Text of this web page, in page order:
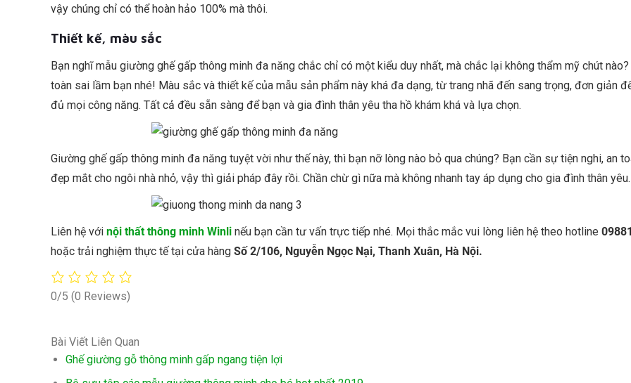
vậy chúng chỉ có thể hoàn hảo 100% mà thôi.
Thiết kế, màu sắc
Bạn nghĩ mẫu giường ghế gấp thông minh đa năng chắc chỉ có một kiểu duy nhất, mà chắc lại không thẩm mỹ chút nào?
toàn sai lầm bạn nhé! Màu sắc và thiết kế của mẫu sản phẩm này khá đa dạng, từ trang nhã đến sang trọng, đơn giản
đủ mọi công năng. Tất cả đều sẵn sàng để bạn và gia đình thân yêu tha hồ khám khá và lựa chọn.
Giường ghế gấp thông minh đa năng tuyệt vời như thế này, thì bạn nỡ lòng nào bỏ qua chúng? Bạn cần sự tiện nghi, an
đẹp mắt cho ngôi nhà nhỏ, vậy thì giải pháp đây rồi. Chần chừ gì nữa mà không nhanh tay áp dụng cho gia đình thân yêu.
Liên hệ với nội thất thông minh Winli nếu bạn cần tư vấn trực tiếp nhé. Mọi thắc mắc vui lòng liên hệ theo hotline
hoặc trải nghiệm thực tế tại cửa hàng Số 2/106, Nguyễn Ngọc Nại, Thanh Xuân, Hà Nội.
0/5 (0 Reviews)
Bài Viết Liên Quan
Ghế giường gỗ thông minh gấp ngang tiện lợi